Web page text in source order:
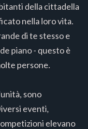
della cittadella
nella loro vita.
di te stesso e
piano - questo è
persone.
sono
eventi,
elevano